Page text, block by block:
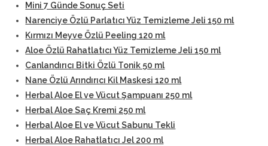
Mini 7 Günde Sonuç Seti
Narenciye Özlü Parlatıcı Yüz Temizleme Jeli 150 ml
Kırmızı Meyve Özlü Peeling 120 ml
Aloe Özlü Rahatlatıcı Yüz Temizleme Jeli 150 ml
Canlandırıcı Bitki Özlü Tonik 50 ml
Nane Özlü Arındırıcı Kil Maskesi 120 ml
Herbal Aloe El ve Vücut Şampuanı 250 ml
Herbal Aloe Saç Kremi 250 ml
Herbal Aloe El ve Vücut Sabunu Tekli
Herbal Aloe Rahatlatıcı Jel 200 ml